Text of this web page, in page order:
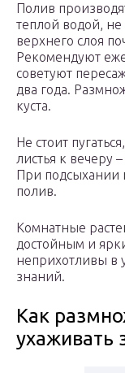
Полив
теплой водой,
верхнего слоя
Рекомендуют
советуют
два года.
куста.
Не стоит
листья к вечеру
При подсыхании
полив.
Комнатные
достойным и
неприхотливы в
знаний.
Как
ухаживать